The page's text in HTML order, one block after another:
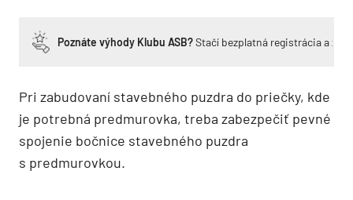
Poznáte výhody Klubu ASB?Stačí bezplatná registrácia a
Pri zabudovaní stavebného puzdra do priečky, kde
je potrebná predmurovka, treba zabezpečiť pevné
spojenie bočnice stavebného puzdra
s predmurovkou.